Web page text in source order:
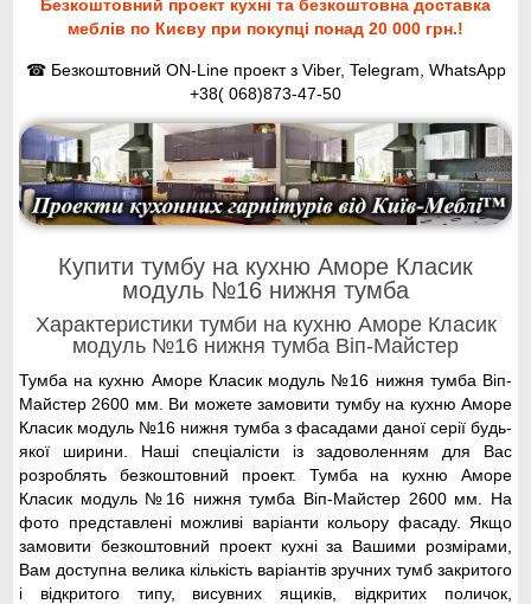
Безкоштовний проект кухні та безкоштовна доставка
меблів по Києву при покупці понад 20 000 грн.!
☎ Безкоштовний ON-Line проект з Viber, Telegram, WhatsApp
+38( 068)873-47-50
Купити тумбу на кухню Аморе Класик
модуль №16 нижня тумба
Характеристики тумби на кухню Аморе Класик
модуль №16 нижня тумба Віп-Майстер
Тумба на кухню Аморе Класик модуль №16 нижня тумба Віп-
Майстер 2600 мм. Ви можете замовити тумбу на кухню Аморе
Класик модуль №16 нижня тумба з фасадами даної серії будь-
якої ширини. Наші спеціалісти із задоволенням для Вас
розроблять безкоштовний проект. Тумба на кухню Аморе
Класик модуль №16 нижня тумба Віп-Майстер 2600 мм. На
фото представлені можливі варіанти кольору фасаду. Якщо
замовити безкоштовний проект кухні за Вашими розмірами,
Вам доступна велика кількість варіантів зручних тумб закритого
і відкритого типу, висувних ящиків, відкритих поличок,